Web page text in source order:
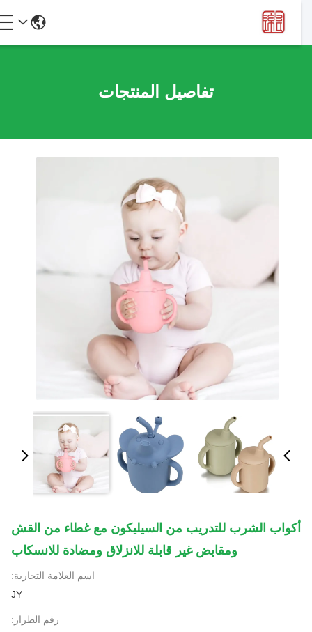
تفاصيل المنتجات
أكواب الشرب للتدريب من السيليكون مع غطاء من القش
ومقابض غير قابلة للانزلاق ومضادة للانسكاب
اسم العلامة التجارية:
JY
رقم الطراز: